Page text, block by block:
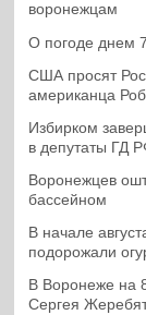
воронежцам
О погоде днем
США просят
американца
Избирком
в депутаты ГД
Воронежцев
бассейном
В начале
подорожали
В Воронеже на
Сергея